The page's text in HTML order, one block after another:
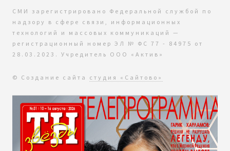
СМИ зарегистрировано Федеральной службой по
надзору в сфере связи, информационных
технологий и массовых коммуникаций —
регистрационный номер ЭЛ № ФС 77 - 84975 от
28.03.2023. Учредитель ООО «Актив»
© Создание сайта студия «Сайтово»